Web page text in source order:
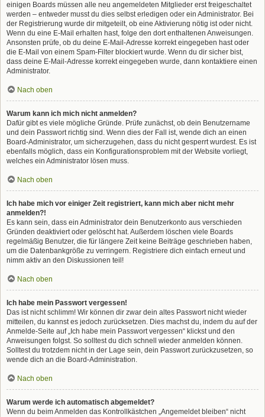
einigen Boards müssen alle neu angemeldeten Mitglieder erst freigeschaltet
werden – entweder musst du dies selbst erledigen oder ein Administrator. Bei
der Registrierung wurde dir mitgeteilt, ob eine Aktivierung nötig ist oder nicht.
Wenn du eine E-Mail erhalten hast, folge den dort enthaltenen Anweisungen.
Ansonsten prüfe, ob du deine E-Mail-Adresse korrekt eingegeben hast oder
die E-Mail von einem Spam-Filter blockiert wurde. Wenn du dir sicher bist,
dass deine E-Mail-Adresse korrekt eingegeben wurde, dann kontaktiere einen
Administrator.
Nach oben
Warum kann ich mich nicht anmelden?
Dafür gibt es viele mögliche Gründe. Prüfe zunächst, ob dein Benutzername
und dein Passwort richtig sind. Wenn dies der Fall ist, wende dich an einen
Board-Administrator, um sicherzugehen, dass du nicht gesperrt wurdest. Es ist
ebenfalls möglich, dass ein Konfigurationsproblem mit der Website vorliegt,
welches ein Administrator lösen muss.
Nach oben
Ich habe mich vor einiger Zeit registriert, kann mich aber nicht mehr
anmelden?!
Es kann sein, dass ein Administrator dein Benutzerkonto aus verschieden
Gründen deaktiviert oder gelöscht hat. Außerdem löschen viele Boards
regelmäßig Benutzer, die für längere Zeit keine Beiträge geschrieben haben,
um die Datenbankgröße zu verringern. Registriere dich einfach erneut und
nimm aktiv an den Diskussionen teil!
Nach oben
Ich habe mein Passwort vergessen!
Das ist nicht schlimm! Wir können dir zwar dein altes Passwort nicht wieder
mitteilen, du kannst es jedoch zurücksetzen. Dies machst du, indem du auf der
Anmelde-Seite auf „Ich habe mein Passwort vergessen“ klickst und den
Anweisungen folgst. So solltest du dich schnell wieder anmelden können.
Solltest du trotzdem nicht in der Lage sein, dein Passwort zurückzusetzen, so
wende dich an die Board-Administration.
Nach oben
Warum werde ich automatisch abgemeldet?
Wenn du beim Anmelden das Kontrollkästchen „Angemeldet bleiben“ nicht